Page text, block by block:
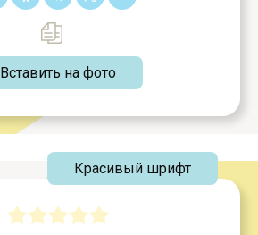
Вставить на фото
Красивый шрифт